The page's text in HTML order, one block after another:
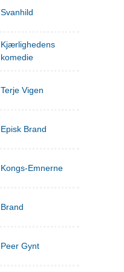
Svanhild
Kjærlighedens
komedie
Terje Vigen
Episk Brand
Kongs-Emnerne
Brand
Peer Gynt